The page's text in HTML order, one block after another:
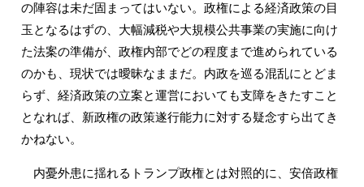
の陣容は未だ固まってはいない。政権による経済政策の目
玉となるはずの、大幅減税や大規模公共事業の実施に向け
た法案の準備が、政権内部でどの程度まで進められている
のかも、現状では曖昧なままだ。内政を巡る混乱にとどま
らず、経済政策の立案と運営においても支障をきたすこと
となれば、新政権の政策遂行能力に対する疑念すら出てき
かねない。
内憂外患に揺れるトランプ政権とは対照的に、安倍政権